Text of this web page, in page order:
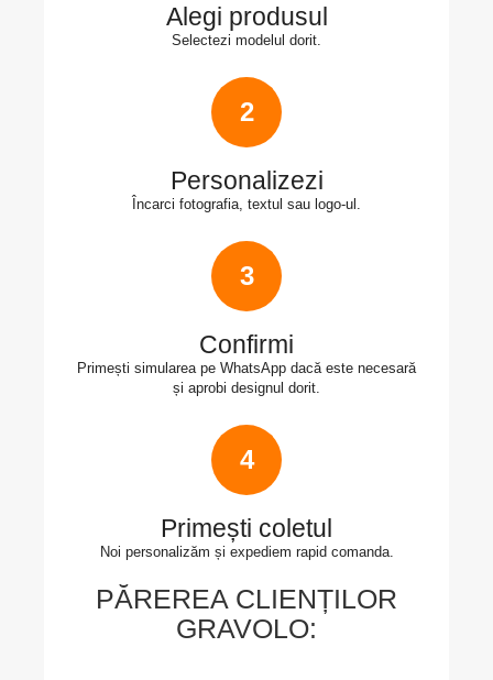
Alegi produsul
Selectezi modelul dorit.
2
Personalizezi
Încarci fotografia, textul sau logo-ul.
3
Confirmi
Primești simularea pe WhatsApp dacă este necesară
și aprobi designul dorit.
4
Primești coletul
Noi personalizăm și expediem rapid comanda.
PĂREREA CLIENȚILOR
GRAVOLO: